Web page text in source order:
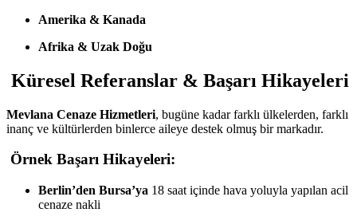
Amerika & Kanada
Afrika & Uzak Doğu
Küresel Referanslar & Başarı Hikayeleri
Mevlana Cenaze Hizmetleri, bugüne kadar farklı ülkelerden, farklı
inanç ve kültürlerden binlerce aileye destek olmuş bir markadır.
Örnek Başarı Hikayeleri:
Berlin’den Bursa’ya 18 saat içinde hava yoluyla yapılan acil
cenaze nakli